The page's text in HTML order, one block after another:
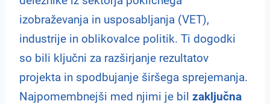
izobraževanja in usposabljanja (VET),
industrije in oblikovalce politik. Ti dogodki
so bili ključni za razširjanje rezultatov
projekta in spodbujanje širšega sprejemanja.
Najpomembnejši med njimi je bil zaključna